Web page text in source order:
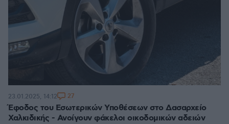
Έφοδος του Εσωτερικών Υποθέσεων στο Δασαρχείο
Χαλκιδικής - Ανοίγουν φάκελοι οικοδομικών αδειών
23.01.2025, 14:12 27